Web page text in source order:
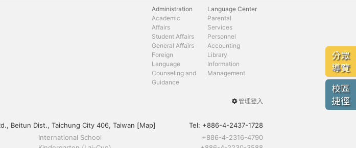
分眾
導覽
校區
捷徑
Administration
Academic
Affairs
Student Affairs
General Affairs
Foreign
Language
Counseling and
Guidance
Parental
Services
Personnel
Accounting
Library
Information
Management
Language Center
User
menu
管理登入
Beitun Dist., Taichung City 406, Taiwan [Map] Tel: +886-4-2437-1728
International School
+886-4-2316-4790